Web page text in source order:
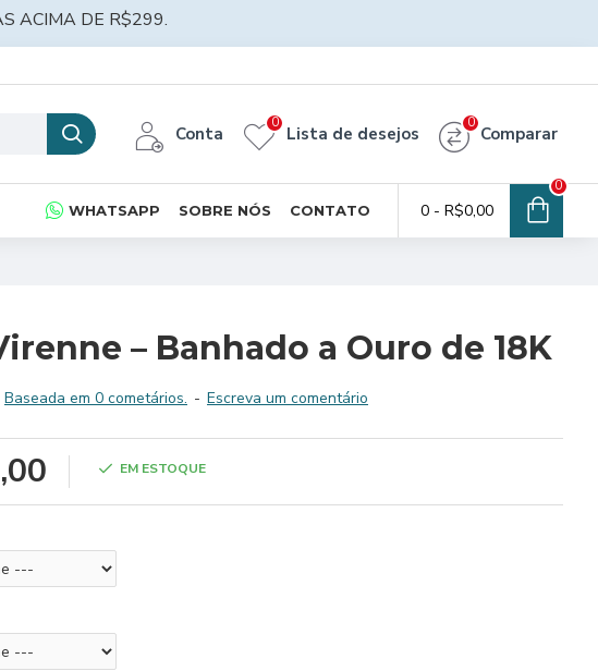
ACIMA DE R$299.
Conta Lista de desejos
0
Comparar
0
WHATSAPP SOBRE NÓS CONTATO 0 - R$0,00
0
– Banhado a Ouro de 18K
Baseada em 0 cometários. - Escreva um comentário
EM ESTOQUE